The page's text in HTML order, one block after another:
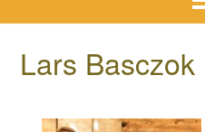
Lars Basczok